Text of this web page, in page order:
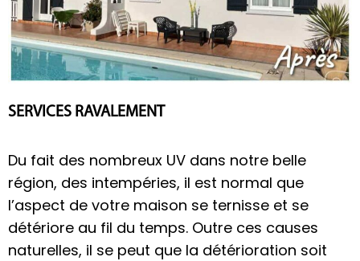
SERVICES RAVALEMENT
Du fait des nombreux UV dans notre belle
région, des intempéries, il est normal que
l’aspect de votre maison se ternisse et se
détériore au fil du temps. Outre ces causes
naturelles, il se peut que la détérioration soit